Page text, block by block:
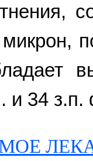
и 34